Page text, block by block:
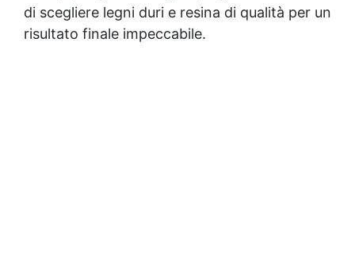
di scegliere legni duri e resina di qualità per un
risultato finale impeccabile.